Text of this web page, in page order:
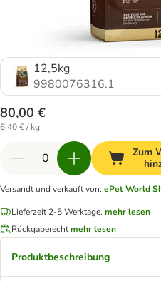
12,5kg
9980076316.1
80,00 €
6,40 € / kg
Zum
Versandt und verkauft von: ePet World
Lieferzeit 2-5 Werktage. mehr lesen
Rückgaberechtmehr lesen
Produktbeschreibung